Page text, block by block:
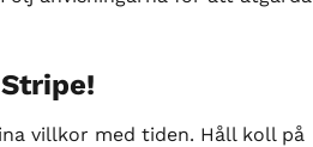
villkor med tiden. Håll koll på